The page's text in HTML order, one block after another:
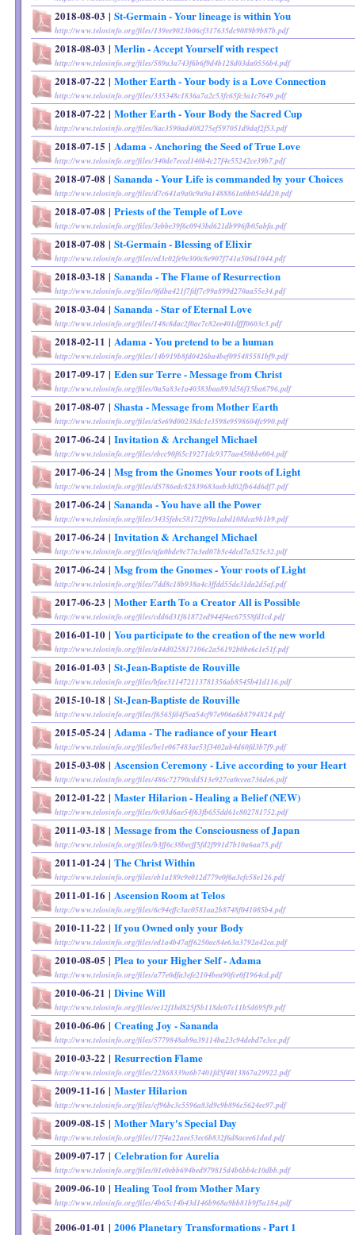
2018-08-03 | St-Germain - Your lineage is within You
http://www.telosinfo.org/files/139ee9023b06cf317635dc9089b9b87b.pdf
2018-08-03 | Merlin - Accept Yourself with respect
http://www.telosinfo.org/files/589a3a743f6b6f9d4b128d03da0556b4.pdf
2018-07-22 | Mother Earth - Your body is a Love Connection
http://www.telosinfo.org/files/335348c1836a7a2c53fc65fc3a1c7649.pdf
2018-07-22 | Mother Earth - Your Body the Sacred Cup
http://www.telosinfo.org/files/8ac3590ad408275ef597051d9daf2f53.pdf
2018-07-15 | Adama - Anchoring the Seed of True Love
http://www.telosinfo.org/files/340de7eccd140b4c27f4e55242ce39b7.pdf
2018-07-08 | Sananda - Your Life is commanded by your Choices
http://www.telosinfo.org/files/d7c641a9a0c9a9a1488861a0b054dd20.pdf
2018-07-08 | Priests of the Temple of Love
http://www.telosinfo.org/files/3ebbe39f6c0943bd621db996fb05abfa.pdf
2018-07-08 | St-Germain - Blessing of Elixir
http://www.telosinfo.org/files/ed3c02fe9e300c8e907f741a506d1044.pdf
2018-03-18 | Sananda - The Flame of Resurrection
http://www.telosinfo.org/files/0fdba421f7fdf7c99a899d270aa55e34.pdf
2018-03-04 | Sananda - Star of Eternal Love
http://www.telosinfo.org/files/148c8dac2f0ac7c82ee401dfff0603c3.pdf
2018-02-11 | Adama - You pretend to be a human
http://www.telosinfo.org/files/14b919b8fd0426ba4bef095485581bf9.pdf
2017-09-17 | Eden sur Terre - Message from Christ
http://www.telosinfo.org/files/0a5a83e1a40383baa893d56f15ba6796.pdf
2017-08-07 | Shasta - Message from Mother Earth
http://www.telosinfo.org/files/a5e69d00238dc1e3598e9598604fc990.pdf
2017-06-24 | Invitation & Archangel Michael
http://www.telosinfo.org/files/ebcc90f65c19271dc9377aa450bbe004.pdf
2017-06-24 | Msg from the Gnomes Your roots of Light
http://www.telosinfo.org/files/d5786edc82839683aeb3d02fb64d6df7.pdf
2017-06-24 | Sananda - You have all the Power
http://www.telosinfo.org/files/3435febc58172f99a1abd108dca9b1b9.pdf
2017-06-24 | Invitation & Archangel Michael
http://www.telosinfo.org/files/afa0bde9c77a3ed07b5c4dcd7a525c32.pdf
2017-06-24 | Msg from the Gnomes - Your roots of Light
http://www.telosinfo.org/files/7dd8c18b938a4c3ffdd55de31da2d5af.pdf
2017-06-23 | Mother Earth To a Creator All is Possible
http://www.telosinfo.org/files/cdd6d31f61872ed944f4ec67558fd1cd.pdf
2016-01-10 | You participate to the creation of the new world
http://www.telosinfo.org/files/a44d025817106c2a56192b0be6c1e51f.pdf
2016-01-03 | St-Jean-Baptiste de Rouville
http://www.telosinfo.org/files/bfae311472113781356ab8545b41d116.pdf
2015-10-18 | St-Jean-Baptiste de Rouville
http://www.telosinfo.org/files/f6565fd4f5ea54cf97e906a6b8794824.pdf
2015-05-24 | Adama - The radiance of your Heart
http://www.telosinfo.org/files/be1e067483ae53f3402ab4d60fd3b7f9.pdf
2015-03-08 | Ascension Ceremony - Live according to your Heart
http://www.telosinfo.org/files/486c72790cdd513e927ca0ccea736de6.pdf
2012-01-22 | Master Hilarion - Healing a Belief (NEW)
http://www.telosinfo.org/files/0c03d6ae54f63fb655dd61c802781752.pdf
2011-03-18 | Message from the Consciousness of Japan
http://www.telosinfo.org/files/b3ff6c38becff5fd2f991d7b10a6aa75.pdf
2011-01-24 | The Christ Within
http://www.telosinfo.org/files/eb1a189c9e012d779e0f6a3cfc58e126.pdf
2011-01-16 | Ascension Room at Telos
http://www.telosinfo.org/files/6c94effc3ac0581aa2b8748f041085b4.pdf
2010-11-22 | If you Owned only your Body
http://www.telosinfo.org/files/ed1a4b47aff6250ac84e63a3792a42ca.pdf
2010-08-05 | Plea to your Higher Self - Adama
http://www.telosinfo.org/files/a77e0dfa3efe2104bea90fce0f1964cd.pdf
2010-06-21 | Divine Will
http://www.telosinfo.org/files/ec12f1bd825f5b118dc07c11b5d695f9.pdf
2010-06-06 | Creating Joy - Sananda
http://www.telosinfo.org/files/5779848ab9a39114ba23c94debd7e3ce.pdf
2010-03-22 | Resurrection Flame
http://www.telosinfo.org/files/22868339a6b7401fd5f4013867a29922.pdf
2009-11-16 | Master Hilarion
http://www.telosinfo.org/files/cf96bc3c5596a83d9c9b896c5624ec97.pdf
2009-08-15 | Mother Mary's Special Day
http://www.telosinfo.org/files/17f4a22aee53ec6b832f6d8acee61dad.pdf
2009-07-17 | Celebration for Aurelia
http://www.telosinfo.org/files/01e0ebb694bed979815d4b6bb4c10dbb.pdf
2009-06-10 | Healing Tool from Mother Mary
http://www.telosinfo.org/files/4b65c14b43d146b968a9bb81b9f5a184.pdf
2006-01-01 | 2006 Planetary Transformations - Part 1